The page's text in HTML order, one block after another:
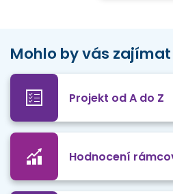
Mohlo by vás zajímat
Projekt od A do Z
Hodnocení